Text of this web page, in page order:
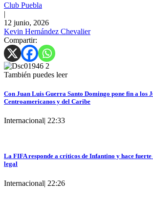
Club Puebla
|
12 junio, 2026
Kevin Hernández Chevalier
Compartir:
También puedes leer
Con Juan Luis Guerra Santo Domingo pone fin a los
Centroamericanos y del Caribe
Internacional| 22:33
La FIFA responde a críticos de Infantino y hace fuerte
legal
Internacional| 22:26